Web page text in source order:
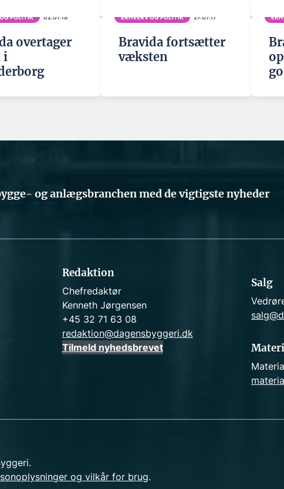
POLITIK 02.07.18
overtager
i
ERHVERV OG POLITIK 27.07.17
Bravida fortsætter
væksten
og anlægsbranchen med de vigtigste nyheder
Redaktion
Chefredaktør
Kenneth Jørgensen
+45 32 71 63 08
redaktion@dagensbyggeri.dk
Tilmeld nyhedsbrevet
Salg
og vilkår for brug.